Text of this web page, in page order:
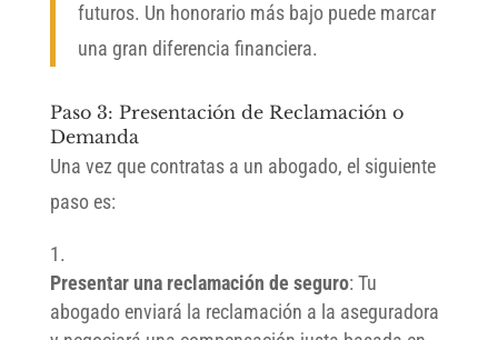
futuros. Un honorario más bajo puede marcar
una gran diferencia financiera.
Paso 3: Presentación de Reclamación o
Demanda
Una vez que contratas a un abogado, el siguiente
paso es:
Presentar una reclamación de seguro: Tu
abogado enviará la reclamación a la aseguradora